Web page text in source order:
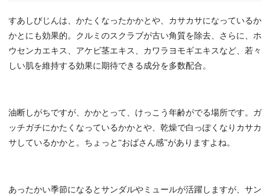
すあしびじんは、かたくなったかかとや、カサカサになっているか
かとにも効果的。クルミのスクラブが古い角質を除去、さらに、ホ
ウセンカエキス、アケビ茎エキス、カワラヨモギエキスなど、若々
しい肌を維持する効果に期待できる成分を多数配合。
油断しがちですが、かかとって、けっこう年齢がでる場所です。ガ
ッチガチにかたくなっているかかとや、乾燥で白っぽくなりカサカ
サしているかかと。ちょっと“おばさん感”がありますよね。
あったかい季節になるとサンダルやミュールが活躍しますが、サン